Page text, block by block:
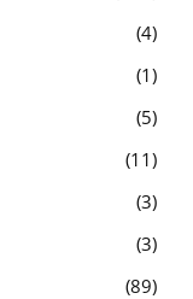
4
1
5
11
3
3
89